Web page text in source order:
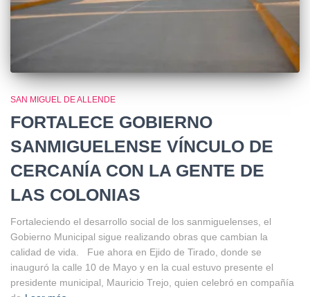
SAN MIGUEL DE ALLENDE
FORTALECE GOBIERNO
SANMIGUELENSE VÍNCULO DE
CERCANÍA CON LA GENTE DE
LAS COLONIAS
Fortaleciendo el desarrollo social de los sanmiguelenses, el
Gobierno Municipal sigue realizando obras que cambian la
calidad de vida. Fue ahora en Ejido de Tirado, donde se
inauguró la calle 10 de Mayo y en la cual estuvo presente el
presidente municipal, Mauricio Trejo, quien celebró en compañía